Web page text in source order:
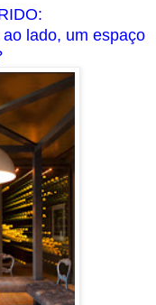
lado, um espaço